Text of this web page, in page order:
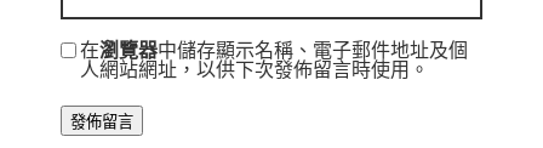
在瀏覽器中儲存顯示名稱、電子郵件地址及個
人網站網址，以供下次發佈留言時使用。